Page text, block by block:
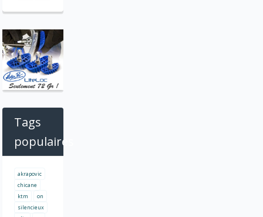
Tags
populaires
akrapovic
chicane
ktm
on
silencieux